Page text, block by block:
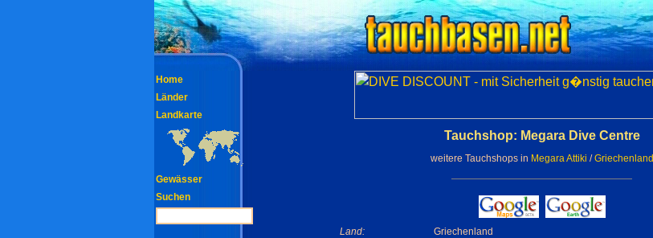
Tauchshop: Megara Dive Centre
weitere Tauchshops in Megara Attiki /Griechenland
Land:
Griechenland
Home
Länder
Landkarte
Gewässer
Suchen